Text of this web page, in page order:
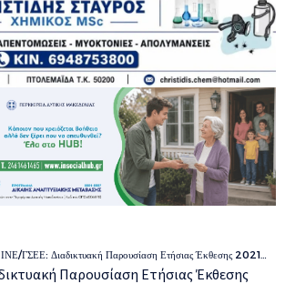
ΙΝΕ/ΓΣΕΕ: Διαδικτυακή Παρουσίαση Ετήσιας Έκθεσης 2021 για την Ελληνική Οικονομία και την Απασχόληση